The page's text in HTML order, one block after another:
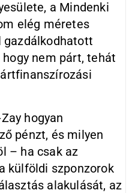
a Mindenki
elég méretes
gazdálkodhatott
nem párt, tehát
hogyan
pénzt, és milyen
– ha csak az
külföldi szponzorok
alakulását, az